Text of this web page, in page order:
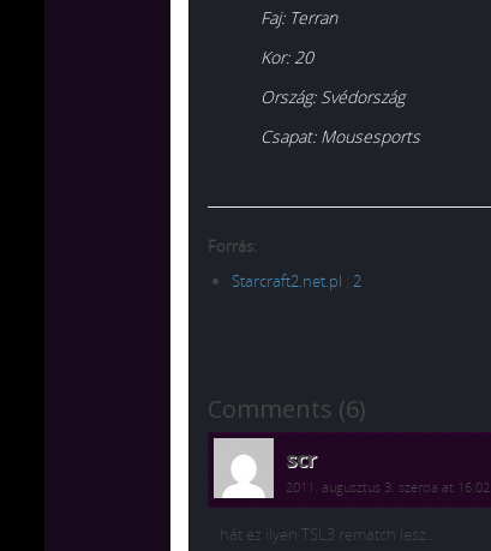
Faj: Terran
Kor: 20
Ország: Svédország
Csapat: Mousesports
Forrás:
Starcraft2.net.pl ; 2
Comments (6)
scr
2011. augusztus 3. szerda at 16:02
hát ez ilyen TSL3 rematch lesz..